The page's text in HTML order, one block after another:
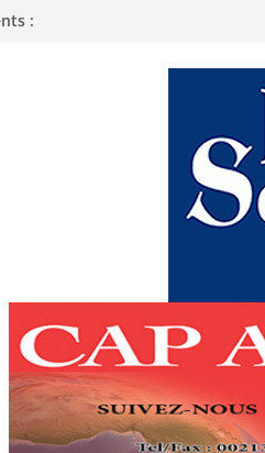
: